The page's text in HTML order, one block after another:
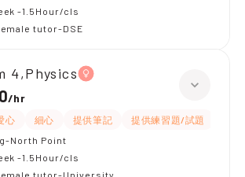
-1.5Hour/cls
tutor-DSE
4,Physics
/hr
心 細心 提供筆記 提供練習題/試題
North Point
-1.5Hour/cls
tutor-University